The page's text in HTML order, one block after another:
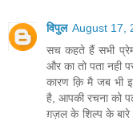
विपुल August 17,
सच कहते हैं सभी
और का तो पता नही
कारण क़ि मै जब भी
है, आपकी रचना को
ग़ज़ल के शिल्प के बारे